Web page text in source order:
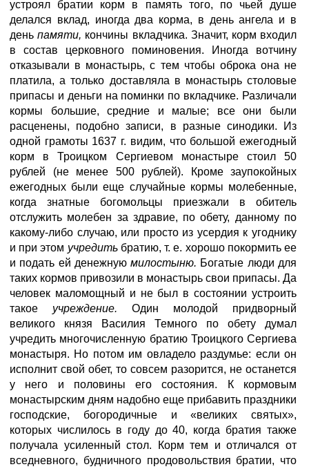
устроял братии корм в память того, по чьей душе
делался вклад, иногда два корма, в день ангела и в
деньпамяти, кончины вкладчика. Значит, корм входил
в состав церковного поминовения. Иногда вотчину
отказывали в монастырь, с тем чтобы оброка она не
платила, а только доставляла в монастырь столовые
припасы и деньги на поминки по вкладчике. Различали
кормы большие, средние и малые; все они были
расценены, подобно записи, в разные синодики. Из
одной грамоты 1637 г. видим, что большой ежегодный
корм в Троицком Сергиевом монастыре стоил 50
рублей (не менее 500 рублей). Кроме заупокойных
ежегодных были еще случайные кормы молебенные,
когда знатные богомольцы приезжали в обитель
отслужить молебен за здравие, по обету, данному по
какому-либо случаю, или просто из усердия к угоднику
и при этом учредитьбратию, т. е. хорошо покормить ее
и подать ей денежнуюмилостыню. Богатые люди для
таких кормов привозили в монастырь свои припасы. Да
человек маломощный и не был в состоянии устроить
такое учреждение. Один молодой придворный
великого князя Василия Темного по обету думал
учредить многочисленную братию Троицкого Сергиева
монастыря. Но потом им овладело раздумье: если он
исполнит свой обет, то совсем разорится, не останется
у него и половины его состояния. К кормовым
монастырским дням надобно еще прибавить праздники
господские, богородичные и «великих святых»,
которых числилось в году до 40, когда братия также
получала усиленный стол. Корм тем и отличался от
вседневного, будничного продовольствия братии, что